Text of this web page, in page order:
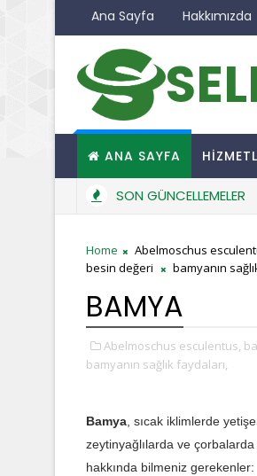
Ana Sayfa Hakkımızda
ANA SAYFA
SON GÜNCELLEMELER
Home Abelmoschus
besin değeri
bamyanın
BAMYA
Abelmoschus esculentus,
bamyanın sağlık faydaları,
Bamya, sıcak iklimlerde
zeytinyağlılarda ve
hakkında bilmeniz gerekenler: